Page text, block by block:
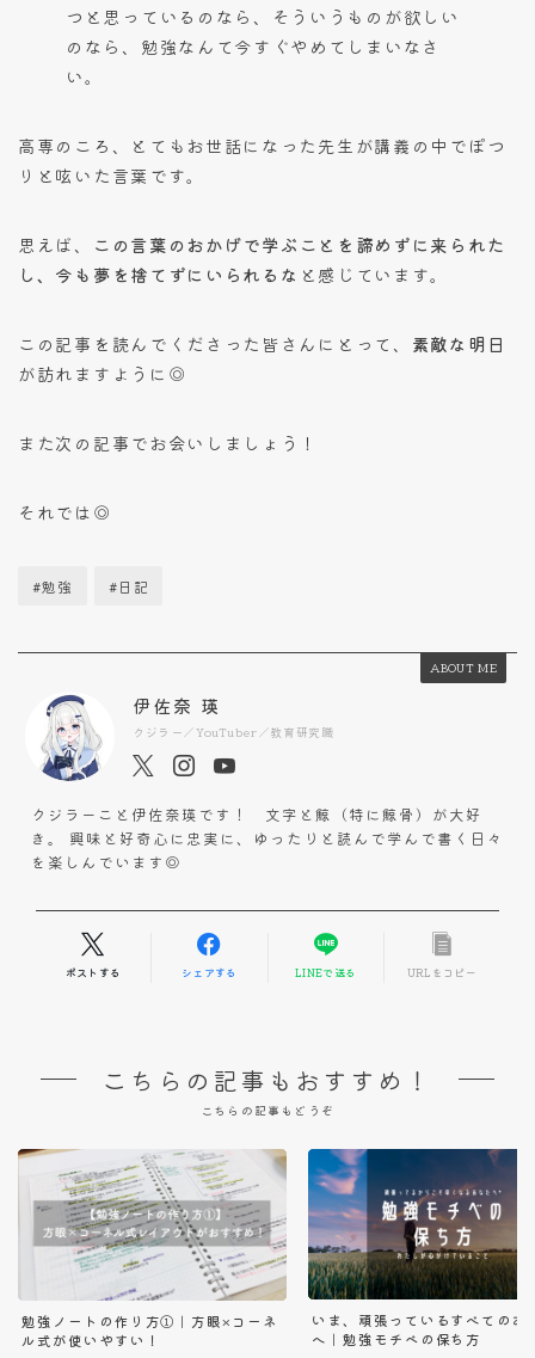
つと思っているのなら、そういうものが欲しい
のなら、勉強なんて今すぐやめてしまいなさ
い。
高専のころ、とてもお世話になった先生が講義の中でぽつ
りと呟いた言葉です。
思えば、
この言葉のおかげで学ぶことを諦めずに来られた
し、今も夢を捨てずにいられるな と感じています。
この記事を読んでくださった皆さんにとって、 素敵な明日
が訪れますように◎
また次の記事でお会いしましょう！
それでは◎
#勉強 #日記
ABOUT ME
伊佐奈 瑛
クジラー／YouTuber／教育研究職
クジラーこと伊佐奈瑛です！ 文字と鯨（特に鯨骨）が大好
き。 興味と好奇心に忠実に、ゆったりと読んで学んで書く日々
を楽しんでいます◎
ポストする シェアする LINEで送る URLをコピー
こちらの記事もおすすめ！
こちらの記事もどうぞ
勉強ノートの作り方①｜方眼×コーネ
ル式が使いやすい！
いま、頑張っているすべてのあ
へ｜勉強モチベの保ち方